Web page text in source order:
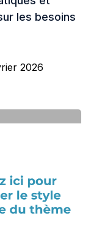
les besoins
2026